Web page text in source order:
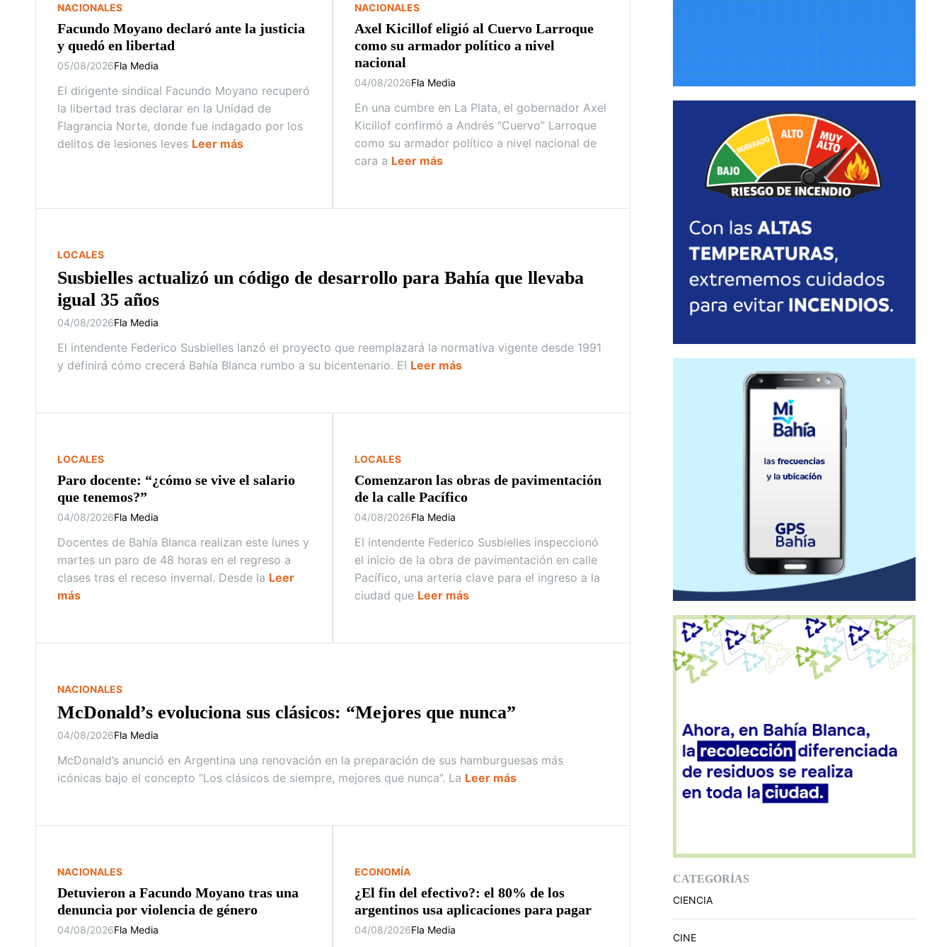
NACIONALES
Facundo Moyano declaró ante la justicia
y quedó en libertad
05/08/2026Fla Media
El dirigente sindical Facundo Moyano recuperó
la libertad tras declarar en la Unidad de
Flagrancia Norte, donde fue indagado por los
delitos de lesiones leves Leer más
NACIONALES
Axel Kicillof eligió al Cuervo Larroque
como su armador político a nivel
nacional
04/08/2026Fla Media
En una cumbre en La Plata, el gobernador Axel
Kicillof confirmó a Andrés “Cuervo” Larroque
como su armador político a nivel nacional de
cara a Leer más
LOCALES
Susbielles actualizó un código de desarrollo para Bahía que llevaba
igual 35 años
04/08/2026Fla Media
El intendente Federico Susbielles lanzó el proyecto que reemplazará la normativa vigente desde 1991
y definirá cómo crecerá Bahía Blanca rumbo a su bicentenario. El Leer más
LOCALES
Paro docente: “¿cómo se vive el salario
que tenemos?”
04/08/2026Fla Media
Docentes de Bahía Blanca realizan este lunes y
martes un paro de 48 horas en el regreso a
clases tras el receso invernal. Desde la Leer
más
LOCALES
Comenzaron las obras de pavimentación
de la calle Pacífico
04/08/2026Fla Media
El intendente Federico Susbielles inspeccionó
el inicio de la obra de pavimentación en calle
Pacífico, una arteria clave para el ingreso a la
ciudad que Leer más
NACIONALES
McDonald’s evoluciona sus clásicos: “Mejores que nunca”
04/08/2026Fla Media
McDonald’s anunció en Argentina una renovación en la preparación de sus hamburguesas más
icónicas bajo el concepto “Los clásicos de siempre, mejores que nunca”. La Leer más
NACIONALES
Detuvieron a Facundo Moyano tras una
denuncia por violencia de género
04/08/2026Fla Media
ECONOMÍA
¿El fin del efectivo?: el 80% de los
argentinos usa aplicaciones para pagar
04/08/2026Fla Media
CATEGORÍAS
CIENCIA
CINE